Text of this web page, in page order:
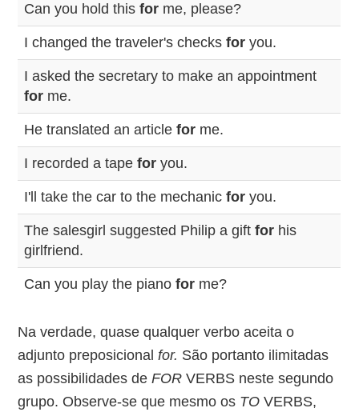
Can you hold thisfor me, please?
I changed the traveler's checksfor you.
I asked the secretary to make an appointment
for me.
He translated an articlefor me.
I recorded a tapefor you.
I'll take the car to the mechanicfor you.
The salesgirl suggested Philip a giftfor his
girlfriend.
Can you play the pianofor me?
Na verdade, quase qualquer verbo aceita o
adjunto preposicionalfor. São portanto ilimitadas
as possibilidades deFOR VERBS neste segundo
grupo. Observe-se que mesmo os TO VERBS,